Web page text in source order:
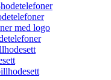
med logo